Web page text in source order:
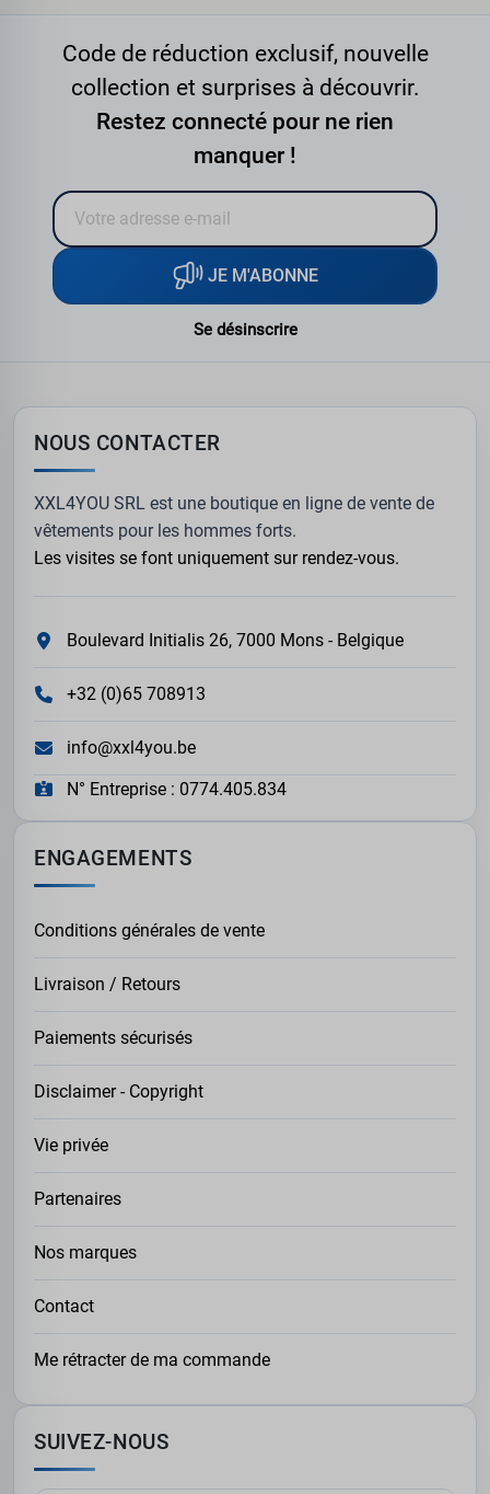
Code de réduction exclusif, nouvelle
collection et surprises à découvrir.
Restez connecté pour ne rien
manquer !
JE M'ABONNE
Se désinscrire
NOUS CONTACTER
XXL4YOU SRL est une boutique en ligne de vente de
vêtements pour les hommes forts.
Les visites se font uniquement sur rendez-vous.
Boulevard Initialis 26, 7000 Mons - Belgique
+32 (0)65 708913
info@xxl4you.be
N° Entreprise : 0774.405.834
ENGAGEMENTS
Conditions générales de vente
Livraison / Retours
Paiements sécurisés
Disclaimer - Copyright
Vie privée
Partenaires
Nos marques
Contact
Me rétracter de ma commande
SUIVEZ-NOUS